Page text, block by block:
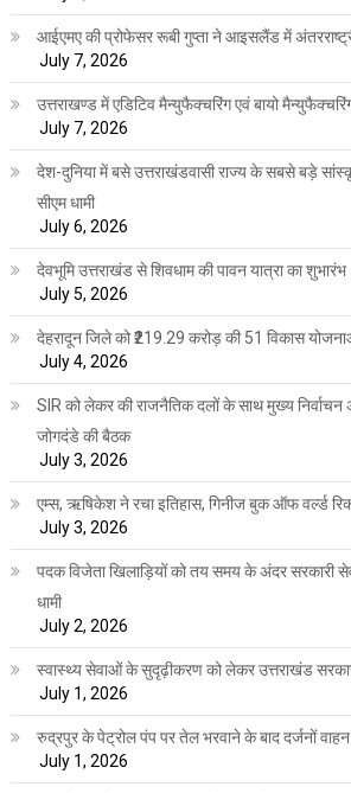
आईएमए की प्रोफेसर रूबी गुप्ता ने आइसलैंड में
July 7, 2026
उत्तराखण्ड में एडिटिव मैन्युफैक्चरिंग एवं बायो मैन्युफैक्चरिंग
July 7, 2026
देश-दुनिया में बसे उत्तराखंडवासी राज्य के सबसे बड़े
सीएम धामी
July 6, 2026
देवभूमि उत्तराखंड से शिवधाम की पावन यात्रा का शुभारंभ
July 5, 2026
देहरादून जिले को ₹219.29 करोड़ की 51 विकास
July 4, 2026
SIR को लेकर की राजनैतिक दलों के साथ मुख्य निर्वाचन
जोगदंडे की बैठक
July 3, 2026
एम्स, ऋषिकेश ने रचा इतिहास, गिनीज बुक ऑफ वर्ल्ड
July 3, 2026
पदक विजेता खिलाड़ियों को तय समय के अंदर सरकारी
धामी
July 2, 2026
स्वास्थ्य सेवाओं के सुदृढ़ीकरण को लेकर उत्तराखंड सरकार
July 1, 2026
रुद्रपुर के पेट्रोल पंप पर तेल भरवाने के बाद दर्जनों
July 1, 2026